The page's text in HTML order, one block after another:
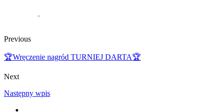
Previous
🏆Wręczenie nagród TURNIEJ DARTA🏆
Next
Następny wpis